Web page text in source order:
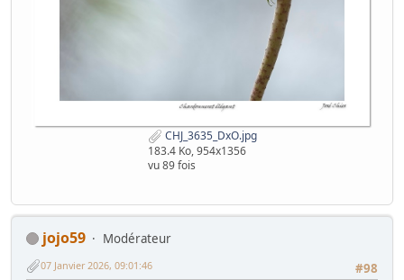
CHJ_3635_DxO.jpg
183.4 Ko, 954x1356
vu 89 fois
jojo59
Modérateur
#98
07 Janvier 2026, 09:01:46